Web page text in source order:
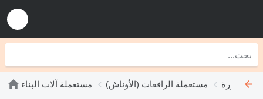
مستعملة آلات البناء مستعملة الرافعات (الأوناش) مجنزرة